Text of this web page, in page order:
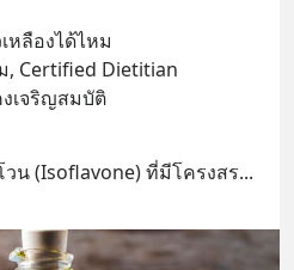
หลืองได้ไหม
, Certified Dietitian
เจริญสมบัติ
น (Isoflavone) ที่มีโครงสร